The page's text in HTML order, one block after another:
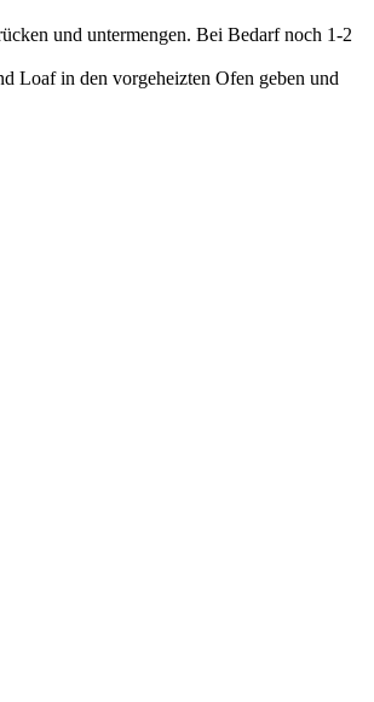
und untermengen. Bei Bedarf noch 1-2
Loaf in den vorgeheizten Ofen geben und